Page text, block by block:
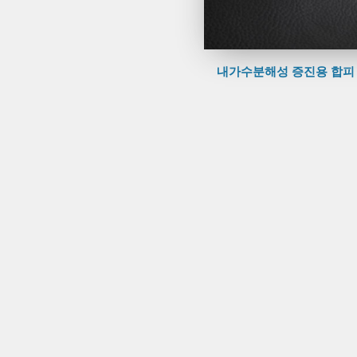
내가수분해성 증진용 합